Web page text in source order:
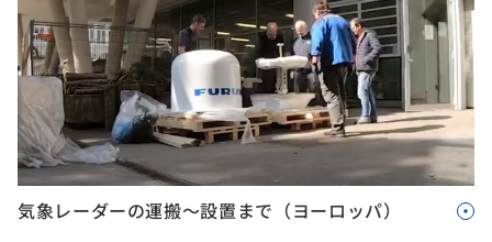
気象レーダーの運搬～設置まで（ヨーロッパ）